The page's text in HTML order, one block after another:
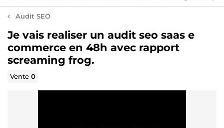
Audit SEO
Je vais realiser un audit seo saas e
commerce en 48h avec rapport
screaming frog.
Vente0